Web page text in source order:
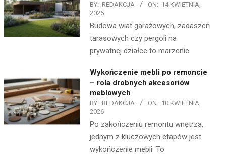
BY: REDAKCJA ON: 14 KWIETNIA,
2026
Budowa wiat garażowych, zadaszeń
tarasowych czy pergoli na
prywatnej działce to marzenie
Wykończenie mebli po remoncie
– rola drobnych akcesoriów
meblowych
BY: REDAKCJA ON: 10 KWIETNIA,
2026
Po zakończeniu remontu wnętrza,
jednym z kluczowych etapów jest
wykończenie mebli. To